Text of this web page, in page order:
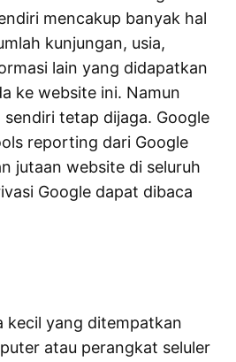
mencakup banyak hal
kunjungan, usia,
lain yang didapatkan
ke website ini. Namun
tetap dijaga. Google
reporting dari Google
jutaan website di seluruh
Google dapat dibaca
kecil yang ditempatkan
atau perangkat seluler